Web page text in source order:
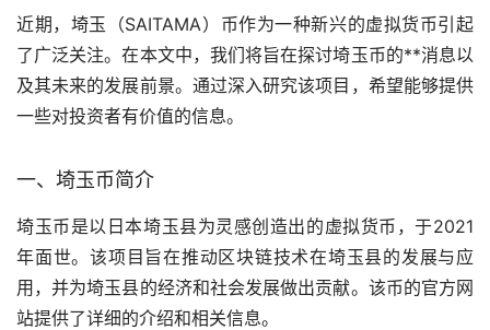
近期，埼玉（SAITAMA）币作为一种新兴的虚拟货币引起
了广泛关注。在本文中，我们将旨在探讨埼玉币的**消息以
及其未来的发展前景。通过深入研究该项目，希望能够提供
一些对投资者有价值的信息。
一、埼玉币简介
埼玉币是以日本埼玉县为灵感创造出的虚拟货币，于2021
年面世。该项目旨在推动区块链技术在埼玉县的发展与应
用，并为埼玉县的经济和社会发展做出贡献。该币的官方网
站提供了详细的介绍和相关信息。